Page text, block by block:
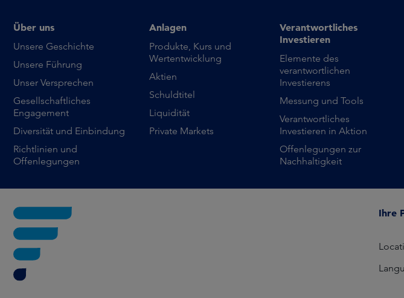
Über uns
Unsere Geschichte
Unsere Führung
Unser Versprechen
Gesellschaftliches
Engagement
Diversität und Einbindung
Richtlinien und
Offenlegungen
Anlagen
Produkte, Kurs und
Wertentwicklung
Aktien
Schuldtitel
Liquidität
Private Markets
Verantwortliches
Investieren
Elemente des
verantwortlichen
Investierens
Messung und Tools
Verantwortliches
Investieren in Aktion
Offenlegungen zur
Nachhaltigkeit
Ihre